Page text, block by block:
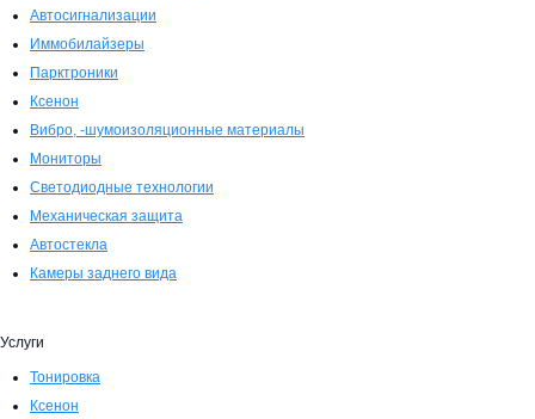
Автосигнализации
Иммобилайзеры
Парктроники
Ксенон
Вибро, -шумоизоляционные материалы
Мониторы
Светодиодные технологии
Механическая защита
Автостекла
Камеры заднего вида
Услуги
Тонировка
Ксенон